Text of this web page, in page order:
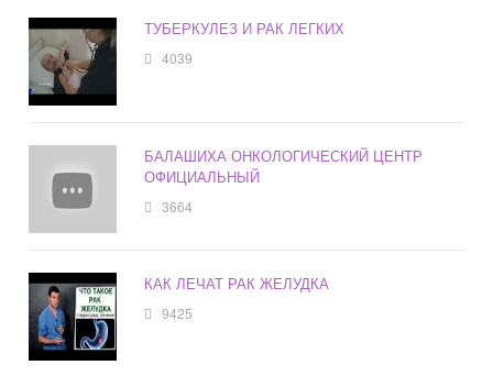
ТУБЕРКУЛЕЗ И РАК ЛЕГКИХ
4039
БАЛАШИХА ОНКОЛОГИЧЕСКИЙ ЦЕНТР
ОФИЦИАЛЬНЫЙ
3664
КАК ЛЕЧАТ РАК ЖЕЛУДКА
9425